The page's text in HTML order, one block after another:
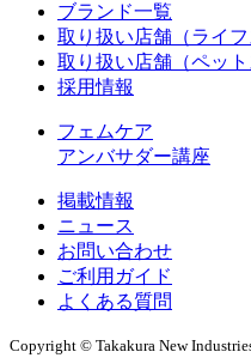
ブランド一覧
取り扱い店舗（ライフ
取り扱い店舗（ペット
採用情報
フェムケア
アンバサダー講座
掲載情報
ニュース
お問い合わせ
ご利用ガイド
よくある質問
Copyright © Takakura New